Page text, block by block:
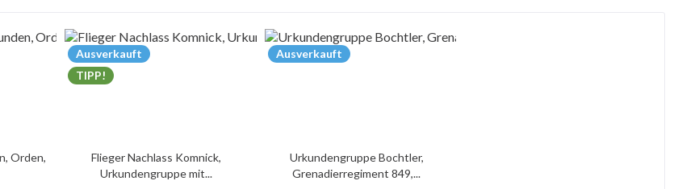
Orden,
Ausverkauft
TIPP!
Flieger Nachlass Komnick,
Urkundengruppe mit...
Ausverkauft
Urkundengruppe Bochtler,
Grenadierregiment 849,...